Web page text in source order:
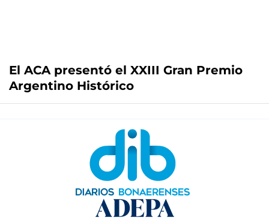
El ACA presentó el XXIII Gran Premio
Argentino Histórico